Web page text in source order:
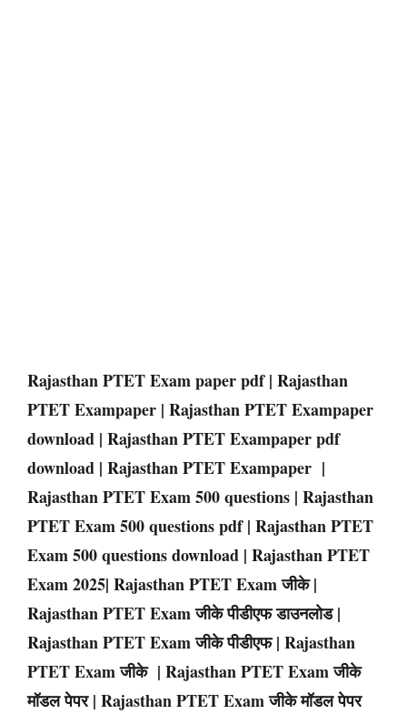
Rajasthan PTET Exam paper pdf | Rajasthan
PTET Exampaper | Rajasthan PTET Exampaper
download | Rajasthan PTET Exampaper pdf
download | Rajasthan PTET Exampaper |
Rajasthan PTET Exam 500 questions | Rajasthan
PTET Exam 500 questions pdf | Rajasthan PTET
Exam 500 questions download | Rajasthan PTET
Exam2025| Rajasthan PTET Exam जीके |
Rajasthan PTET Exam जीके पीडीएफ डाउनलोड |
Rajasthan PTET Exam जीके पीडीएफ | Rajasthan
PTET Exam जीके | Rajasthan PTET Exam जीके
मॉडल पेपर | Rajasthan PTET Exam जीके मॉडल पेपर